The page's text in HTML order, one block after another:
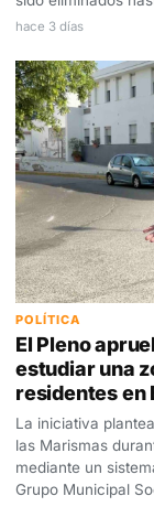
hace 3 días
POLÍTICA
El Pleno
estudiar una
residentes en
La iniciativa
las Marismas
mediante un
Grupo Municipal